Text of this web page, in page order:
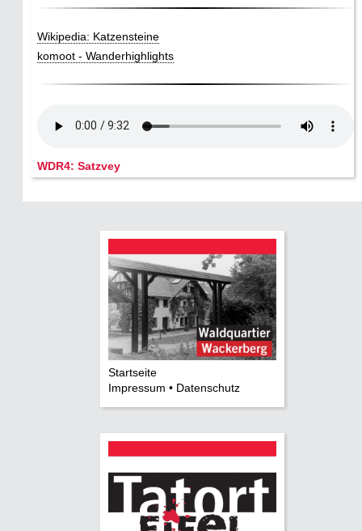
Wikipedia: Katzensteine
komoot - Wanderhighlights
WDR4: Satzvey
Startseite
Impressum • Datenschutz